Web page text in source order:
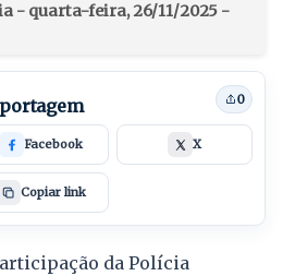
- quarta-feira, 26/11/2025 -
0
Facebook X
Copiar link
da Polícia